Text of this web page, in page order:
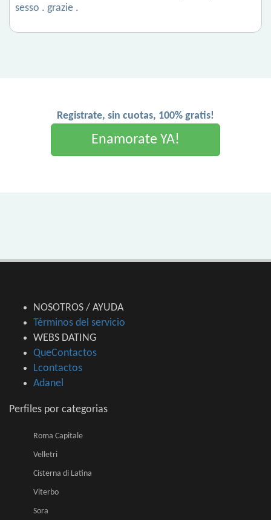
sesso . grazie .
Registrate, sin cuotas, 100% gratis!
Enamorate YA!
NOSOTROS / AYUDA
Términos del servicio
WEBS DATING
QueContactos
Lcontactos
Adanel
Perfiles por categorias
Roma Capitale
Velletri
Cisterna di Latina
Viterbo
Sora